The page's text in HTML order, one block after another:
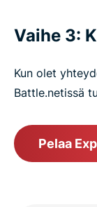
How to use
Video guide:
Vaihe 3:
Kun olet
Battle.netissä
Pelaa